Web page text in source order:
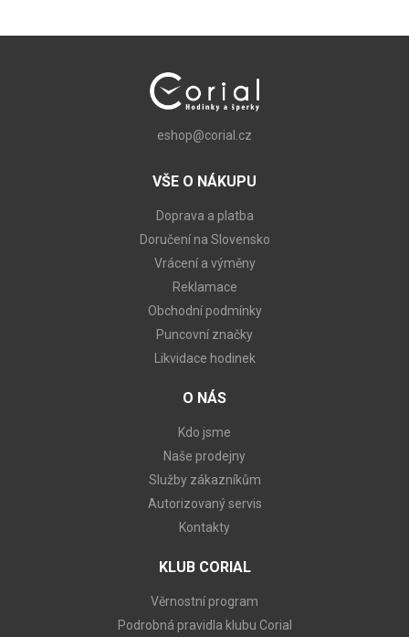
eshop@corial.cz
VŠE O NÁKUPU
Doprava a platba
Doručení na Slovensko
Vrácení a výměny
Reklamace
Obchodní podmínky
Puncovní značky
Likvidace hodinek
O NÁS
Kdo jsme
Naše prodejny
Služby zákazníkům
Autorizovaný servis
Kontakty
KLUB CORIAL
Věrnostní program
Podrobná pravidla klubu Corial